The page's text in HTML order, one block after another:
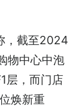
，截至2024
物中心中泡
层，而门店
焕新重